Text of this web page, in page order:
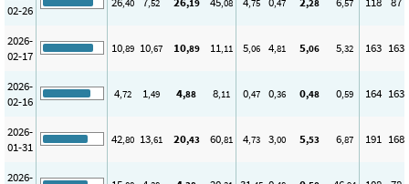
02-26
,40 ,52 ,19 ,08 ,75 ,47 ,28 ,57
2026-
02-17
10,89 10,67 10,89 11,11 5,06 4,81 5,06 5,32 163 163
2026-
02-16
4,72 1,49 4,88 8,11 0,47 0,36 0,48 0,59 164 163
2026-
01-31
42,80 13,61 20,43 60,81 4,73 3,00 5,53 6,87 191 168
2026-